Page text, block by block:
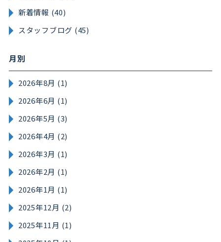
新着情報 (40)
スタッフブログ (45)
月別
2026年8月 (1)
2026年6月 (1)
2026年5月 (3)
2026年4月 (2)
2026年3月 (1)
2026年2月 (1)
2026年1月 (1)
2025年12月 (2)
2025年11月 (1)